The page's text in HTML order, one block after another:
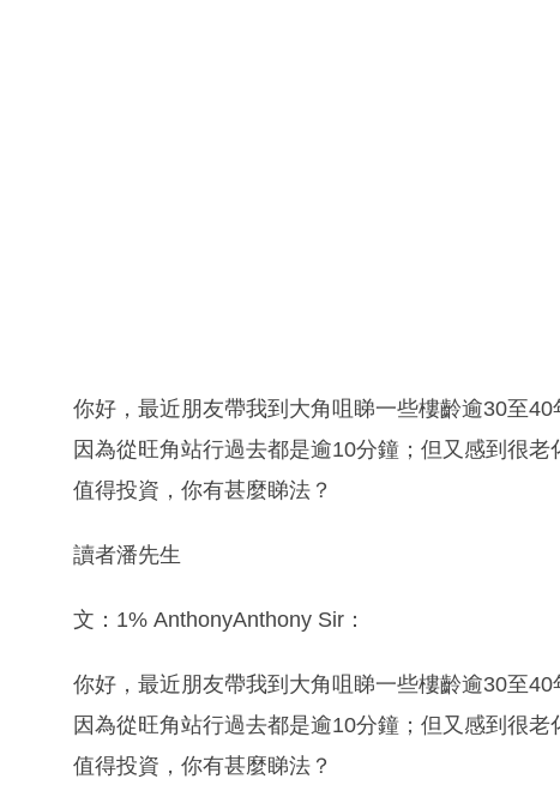
你好，最近朋友帶我到大角咀睇一些樓齡逾30至
因為從旺角站行過去都是逾10分鐘；但又感到很
值得投資，你有甚麼睇法？
讀者潘先生
文：1% AnthonyAnthony Sir：
你好，最近朋友帶我到大角咀睇一些樓齡逾30至
因為從旺角站行過去都是逾10分鐘；但又感到很
值得投資，你有甚麼睇法？